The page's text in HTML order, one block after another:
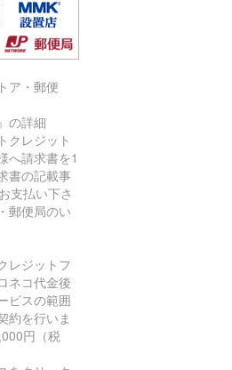
ア・郵便
の詳細
クレジット
へ請求書を1
書の記載事
支払い下さ
郵便局のい
レジットフ
ネコ代金後
ビスの範囲
約を行いま
円（税